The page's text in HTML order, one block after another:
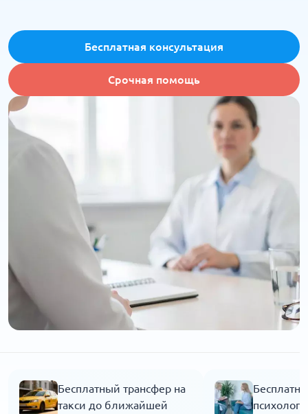
Бесплатная консультация
Срочная помощь
Бесплатный трансфер на
такси до ближайшей
психолога